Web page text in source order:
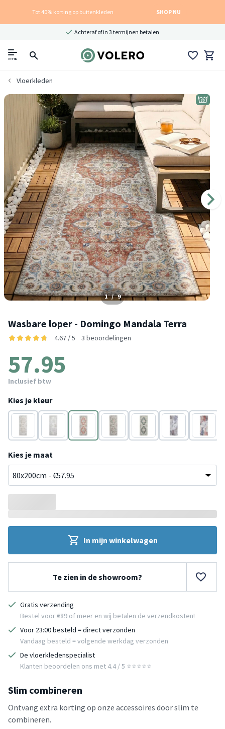
Tot 40% korting op buitenkleden SHOP NU
Achteraf of in 3 termijnen betalen
menu
Vloerkleden
1 / 9
Wasbare loper - Domingo Mandala Terra
4.67 / 5 3 beoordelingen
57.95
Inclusief btw
Kies je kleur
Beige Wit TerracottaGroen Donkergroen
Taupe Crème
Kies je maat
In mijn winkelwagen
Te zien in de showroom?
Gratis verzending
Bestel voor €89 of meer en wij betalen de verzendkosten!
Voor 23:00 besteld = direct verzonden
Vandaag besteld = volgende werkdag verzonden
De vloerkledenspecialist
Klanten beoordelen ons met 4.4 / 5 ⭐⭐⭐⭐⭐
Slim combineren
Ontvang extra korting op onze accessoires door slim te
combineren.